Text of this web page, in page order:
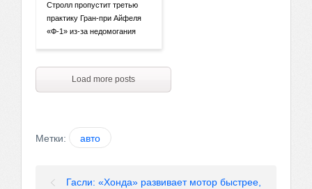
Стролл пропустит третью
практику Гран-при Айфеля
«Ф-1» из-за недомогания
Load more posts
Метки: авто
Гасли: «Хонда» развивает мотор быстрее,